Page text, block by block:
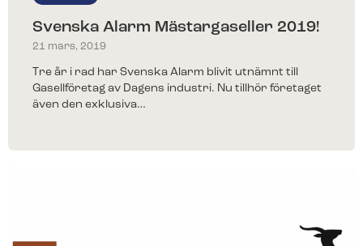
Svenska Alarm Mästargaseller 2019!
21 mars, 2019
Tre år i rad har Svenska Alarm blivit utnämnt till
Gasellföretag av Dagens industri. Nu tillhör företaget
även den exklusiva…